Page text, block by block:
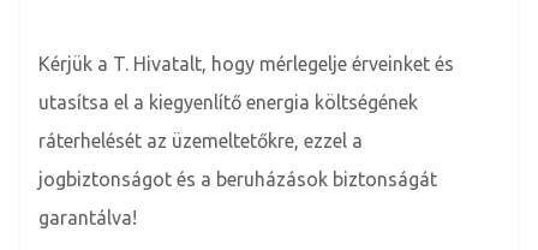
Kérjük a T. Hivatalt, hogy mérlegelje érveinket és
utasítsa el a kiegyenlítő energia költségének
ráterhelését az üzemeltetőkre, ezzel a
jogbiztonságot és a beruházások biztonságát
garantálva!